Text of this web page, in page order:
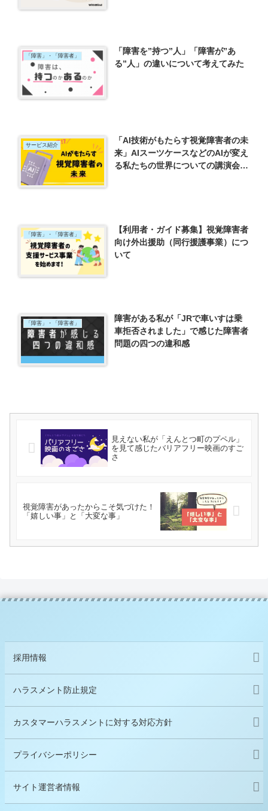
「障害」・「障害者」
「障害を”持つ”人」「障害が”あ
る”人」の違いについて考えてみた
サービス紹介
「AI技術がもたらす視覚障害者の未
来」AIスーツケースなどのAIが変え
る私たちの世界についての講演会が
「障害」・「障害者」
【利用者・ガイド募集】視覚障害者
向け外出援助（同行援護事業）につ
いて
「障害」・「障害者」
障害がある私が「JRで車いすは乗
車拒否されました」で感じた障害者
問題の四つの違和感
見えない私が「えんとつ町のプペル」
を見て感じたバリアフリー映画のすご
さ
視覚障害があったからこそ気づけた！
「嬉しい事」と「大変な事」
採用情報
ハラスメント防止規定
カスタマーハラスメントに対する対応方針
プライバシーポリシー
サイト運営者情報